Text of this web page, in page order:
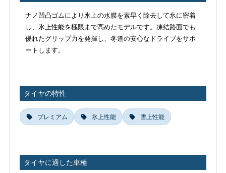
ナノ凹凸ゴムにより氷上の水膜を素早く除去して氷に密着
し、氷上性能を極限まで高めたモデルです。凍結路面でも
優れたグリップ力を発揮し、冬道の安心なドライブをサポ
ートします。
タイヤの特性
プレミアム 氷上性能 雪上性能
タイヤに適した車種